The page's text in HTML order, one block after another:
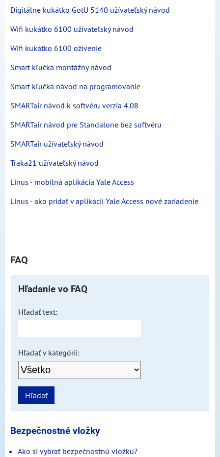
Digitálne kukátko GotU 5140 užívateľský návod
Wifi kukátko 6100 užívateľský návod
Wifi kukátko 6100 oživenie
Smart kľučka montážny návod
Smart kľučka návod na programovanie
SMARTair návod k softvéru verzia 4.08
SMARTair návod pre Standalone bez softvéru
SMARTair užívateľský návod
Traka21 užívateľský návod
Linus - mobilná aplikácia Yale Access
Linus - ako pridať v aplikácii Yale Access nové zariadenie
FAQ
Hľadanie vo FAQ
Hľadať text:
Hľadať v kategórii:
Hľadať
Bezpečnostné vložky
Ako si vybrať bezpečnostnú vložku?